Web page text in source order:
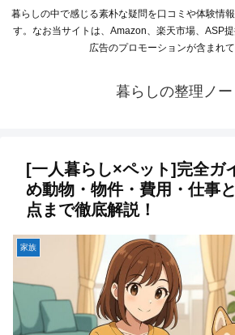
暮らしの中で感じる素朴な疑問を口コミや体験情
す。なお当サイトは、Amazon、楽天市場、ASP
広告のプロモーションが含まれて
暮らしの整理ノー
[一人暮らし×ペット]完全ガ
め動物・物件・費用・仕事
点まで徹底解説！
家族